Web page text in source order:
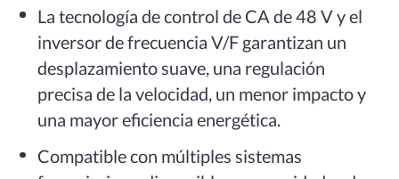
La tecnología de control de CA de 48 V y el
inversor de frecuencia V/F garantizan un
desplazamiento suave, una regulación
precisa de la velocidad, un menor impacto y
una mayor eficiencia energética.
Compatible con múltiples sistemas